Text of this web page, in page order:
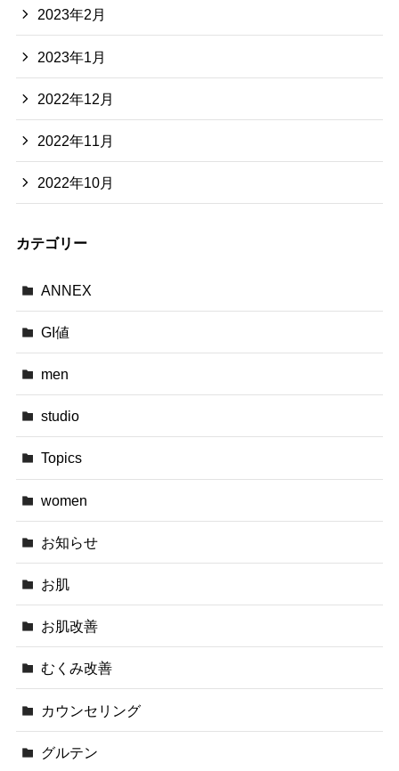
2023年2月
2023年1月
2022年12月
2022年11月
2022年10月
カテゴリー
ANNEX
GI値
men
studio
Topics
women
お知らせ
お肌
お肌改善
むくみ改善
カウンセリング
グルテン